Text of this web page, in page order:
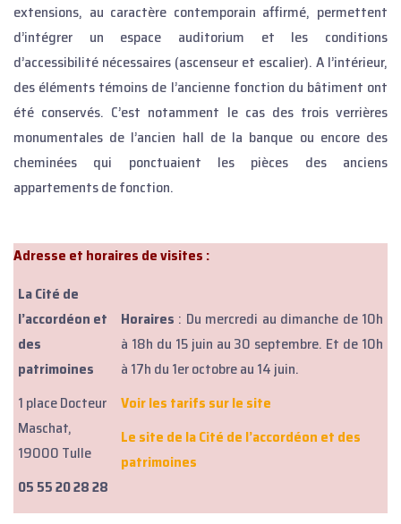
extensions, au caractère contemporain affirmé, permettent
d’intégrer un espace auditorium et les conditions
d’accessibilité nécessaires (ascenseur et escalier). A l’intérieur,
des éléments témoins de l’ancienne fonction du bâtiment ont
été conservés. C’est notamment le cas des trois verrières
monumentales de l’ancien hall de la banque ou encore des
cheminées qui ponctuaient les pièces des anciens
appartements de fonction.
Adresse et horaires de visites :
La Cité de
l’accordéon et
des
patrimoines
1 place Docteur
Maschat,
19000 Tulle
05 55 20 28 28
Horaires : Du mercredi au dimanche de 10h
à 18h du 15 juin au 30 septembre. Et de 10h
à 17h du 1er octobre au 14 juin.
Voir les tarifs sur le site
Le site de la Cité de l’accordéon et des
patrimoines